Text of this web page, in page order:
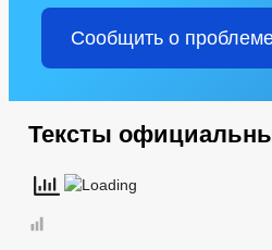
Сообщить о
Тексты